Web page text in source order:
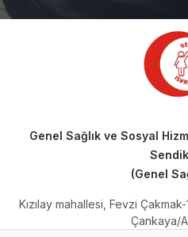
Genel Sağlık ve Sosyal
(Genel
Kızılay mahallesi, Fevzi
Çankaya/